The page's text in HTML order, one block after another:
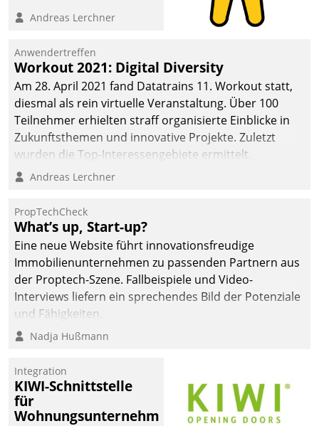
Teilnehmer kurzweilige
Cloud-Strategien und -
Lösungen mit hohem
Zukunftspotenzial.
Andreas Lerchner
Anwendertreffen
Workout 2021: Digital Diversity
Am 28. April 2021 fand Datatrains 11. Workout statt,
diesmal als rein virtuelle Veranstaltung. Über 100
Teilnehmer erhielten straff organisierte Einblicke in
Zukunftsthemen und innovative Projekte. Zuletzt
wurden die Top-Interessengebiete ermittelt.
Andreas Lerchner
PropTechCheck
What’s up, Start-up?
Eine neue Website führt innovationsfreudige
Immobilienunternehmen zu passenden Partnern aus
der Proptech-Szene. Fallbeispiele und Video-
Interviews liefern ein sprechendes Bild der Potenziale
und Fähigkeiten.
Nadja Hußmann
Integration
KIWI-Schnittstelle
für
Wohnungsunternehmen